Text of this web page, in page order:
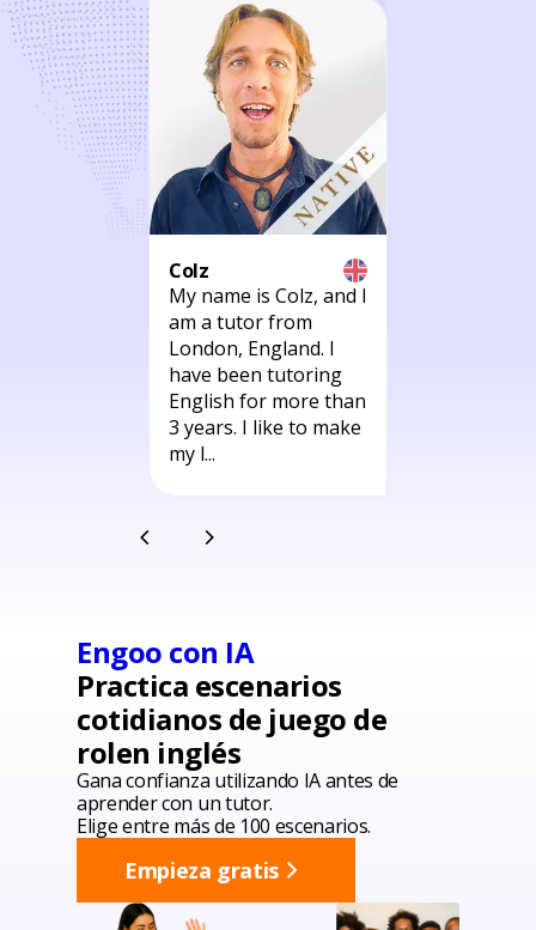
Colz
My name is Colz, and I
am a tutor from
London, England. I
have been tutoring
English for more than
3 years. I like to make
my l...
Engoo con IA
Practica escenarios
cotidianos de juego de
rolen inglés
Gana confianza utilizando IA antes de
aprender con un tutor.
Elige entre más de 100 escenarios.
Empieza gratis